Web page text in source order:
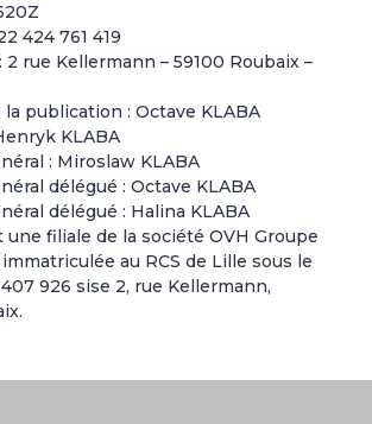
424 761 419
2 rue Kellermann – 59100 Roubaix –
publication : Octave KLABA
KLABA
: Miroslaw KLABA
délégué : Octave KLABA
délégué : Halina KLABA
une filiale de la société OVH Groupe
au RCS de Lille sous le
926 sise 2, rue Kellermann,